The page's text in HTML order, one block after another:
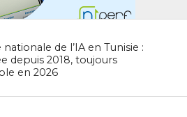
de l’IA en Tunisie :
depuis 2018, toujours
en 2026